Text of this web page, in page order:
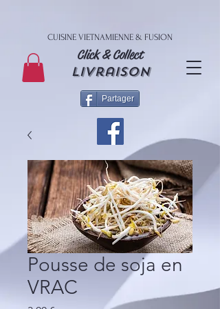
CUISINE VIETNAMIENNE & FUSION
Click & Collect
livraison
Partager
Pousse de soja en
VRAC